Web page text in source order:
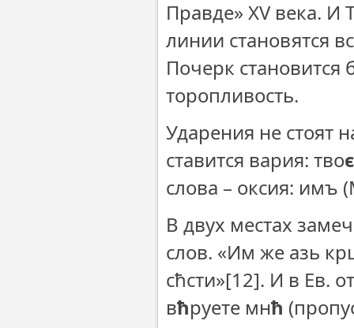
Правде» XV века. И
линии становятся
Почерк
торопливость.
Ударения не стоят
ставится вария: твоє
слова – оксия:
В двух местах
слов. «Им же азь
сħсти»[12]. И в Ев.
вħруете мнħ